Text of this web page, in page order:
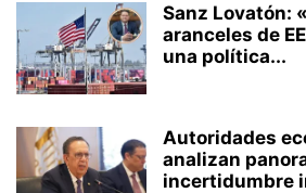
Sanz Lovatón:
aranceles de
una política...
Autoridades
analizan
incertidumbre